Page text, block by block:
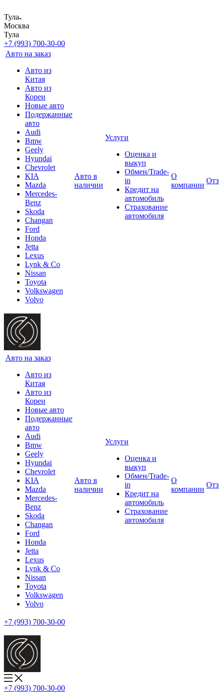
Тула
Москва
Тула
+7 (993) 700-30-00
Авто на заказ
Авто из
Китая
Авто из
Кореи
Новые авто
Подержанные
авто
Audi
Bmw
Geely
Hyundai
Chevrolet
KIA
Mazda
Mercedes-
Benz
Skoda
Changan
Ford
Honda
Jetta
Lexus
Lynk & Co
Nissan
Toyota
Volkswagen
Volvo
Авто в
наличии
Услуги
Оценка и
выкуп
Обмен/Trade-
in
Кредит на
автомобиль
Страхование
автомобиля
О
компании
Авто на заказ
Авто из
Китая
Авто из
Кореи
Новые авто
Подержанные
авто
Audi
Bmw
Geely
Hyundai
Chevrolet
KIA
Mazda
Mercedes-
Benz
Skoda
Changan
Ford
Honda
Jetta
Lexus
Lynk & Co
Nissan
Toyota
Volkswagen
Volvo
Авто в
наличии
Услуги
Оценка и
выкуп
Обмен/Trade-
in
Кредит на
автомобиль
Страхование
автомобиля
О
компании
+7 (993) 700-30-00
+7 (993) 700-30-00